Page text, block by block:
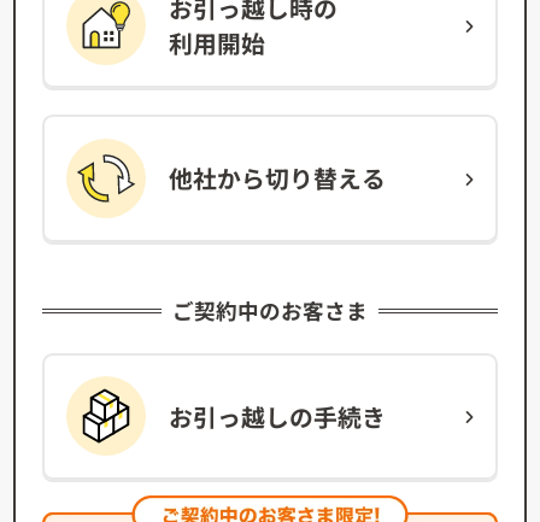
お引っ越し時の
利用開始
他社から切り替える
ご契約中のお客さま
お引っ越しの手続き